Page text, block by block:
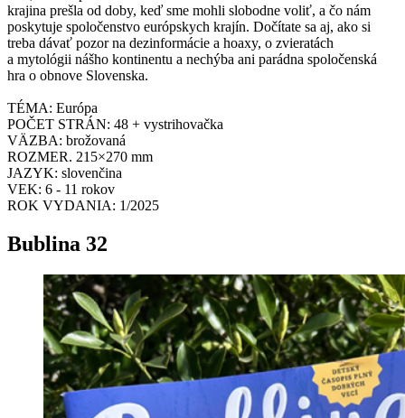
krajina prešla od doby, keď sme mohli slobodne voliť, a čo nám
poskytuje spoločenstvo európskych krajín. Dočítate sa aj, ako si
treba dávať pozor na dezinformácie a hoaxy, o zvieratách
a mytológii nášho kontinentu a nechýba ani parádna spoločenská
hra o obnove Slovenska.
TÉMA: Európa
POČET STRÁN: 48 + vystrihovačka
VÄZBA: brožovaná
ROZMER. 215×270 mm
JAZYK: slovenčina
VEK: 6 - 11 rokov
ROK VYDANIA: 1/2025
Bublina 32